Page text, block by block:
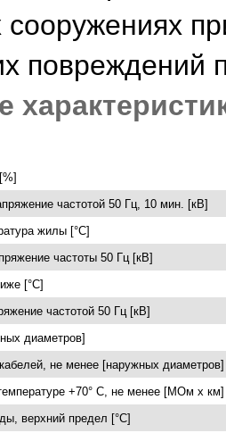
повреждений
частотой 50 Гц, 10 мин. [кВ]
жилы [°С]
частоты 50 Гц [кВ]
[°C]
частотой 50 Гц [кВ]
диаметров]
не менее [наружных диаметров]
+70° С, не менее [МОм х км]
верхний предел [°C]